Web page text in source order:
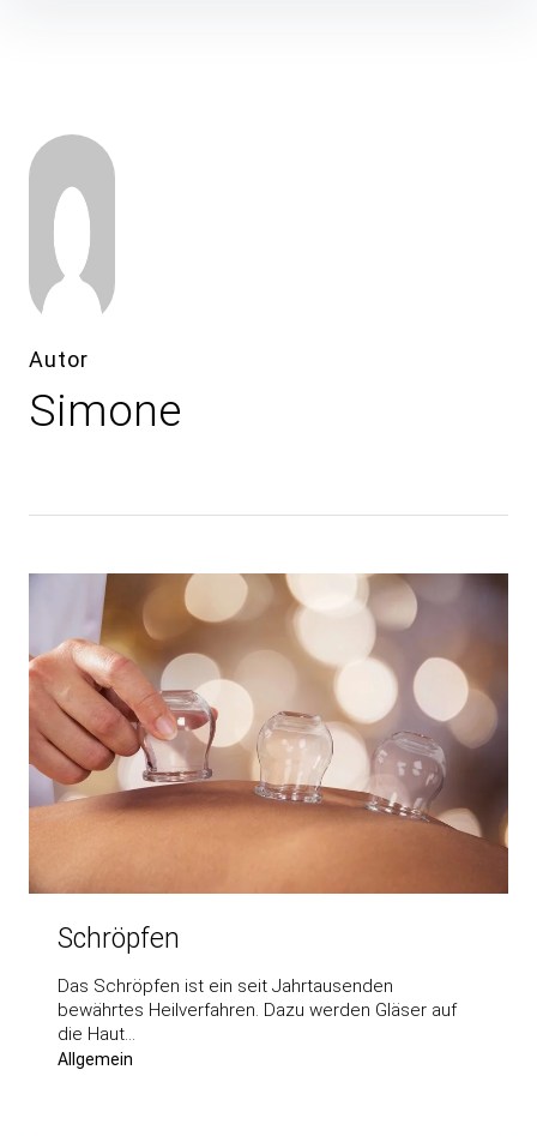
Autor
Simone
Schröpfen
Das Schröpfen ist ein seit Jahrtausenden
bewährtes Heilverfahren. Dazu werden Gläser auf
die Haut…
Allgemein